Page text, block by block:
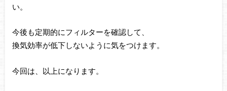
い。
今後も定期的にフィルターを確認して、
換気効率が低下しないように気をつけます。
今回は、以上になります。